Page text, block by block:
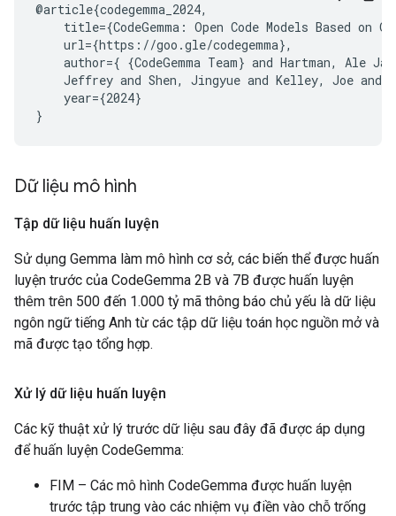
@article{codegemma_2024,
title={CodeGemma: Open Code Models Based on
    url={https://goo.gle/codegemma},
author={ {CodeGemma Team} and Hartman, Ale
Jeffrey and Shen, Jingyue and Kelley, Joe and
    year={2024}
Dữ liệu mô hình
Tập dữ liệu huấn luyện
Sử dụng Gemma làm mô hình cơ sở, các biến thể được huấn
luyện trước của CodeGemma 2B và 7B được huấn luyện
thêm trên 500 đến 1.000 tỷ mã thông báo chủ yếu là dữ liệu
ngôn ngữ tiếng Anh từ các tập dữ liệu toán học nguồn mở và
mã được tạo tổng hợp.
Xử lý dữ liệu huấn luyện
Các kỹ thuật xử lý trước dữ liệu sau đây đã được áp dụng
để huấn luyện CodeGemma:
FIM – Các mô hình CodeGemma được huấn luyện
trước tập trung vào các nhiệm vụ điền vào chỗ trống